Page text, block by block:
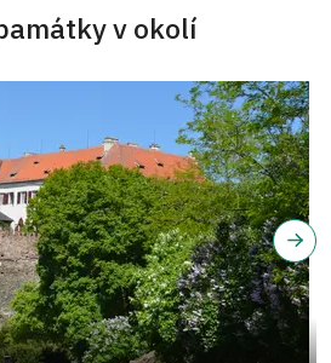
v okolí